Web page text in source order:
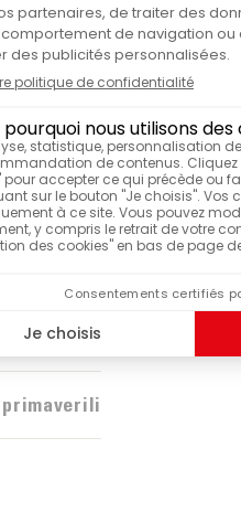
Spresso
16 cialde
e solidale
primaverili